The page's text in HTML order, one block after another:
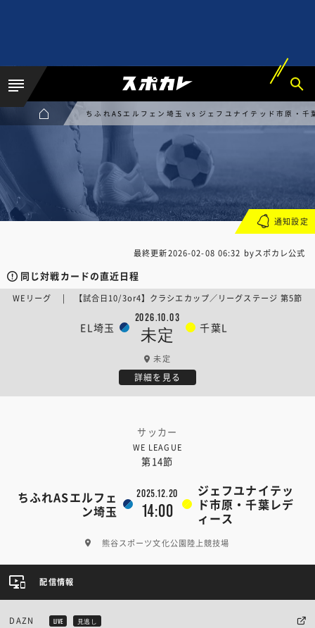
ちふれASエルフェン埼玉 vs ジェフユナイテッド市原・千
最終更新2026-02-08 06:32 byスポカレ公式
同じ対戦カードの直近日程
EL埼玉
2026.10.03
未定 千葉L
WEリーグ | 【試合日10/3or4】クラシエカップ／リーグステージ 第5節
未定
詳細を見る
サッカー
WE LEAGUE
第14節
ちふれASエルフェ
ン埼玉
2025.12.20
14:00
ジェフユナイテッ
ド市原・千葉レデ
ィース
熊谷スポーツ文化公園陸上競技場
通知設定
配信情報
DAZN LIVE 見逃し